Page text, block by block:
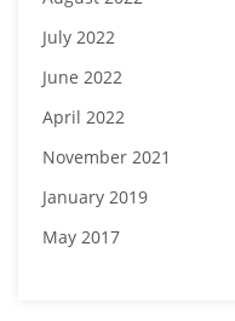
July 2022
June 2022
April 2022
November 2021
January 2019
May 2017